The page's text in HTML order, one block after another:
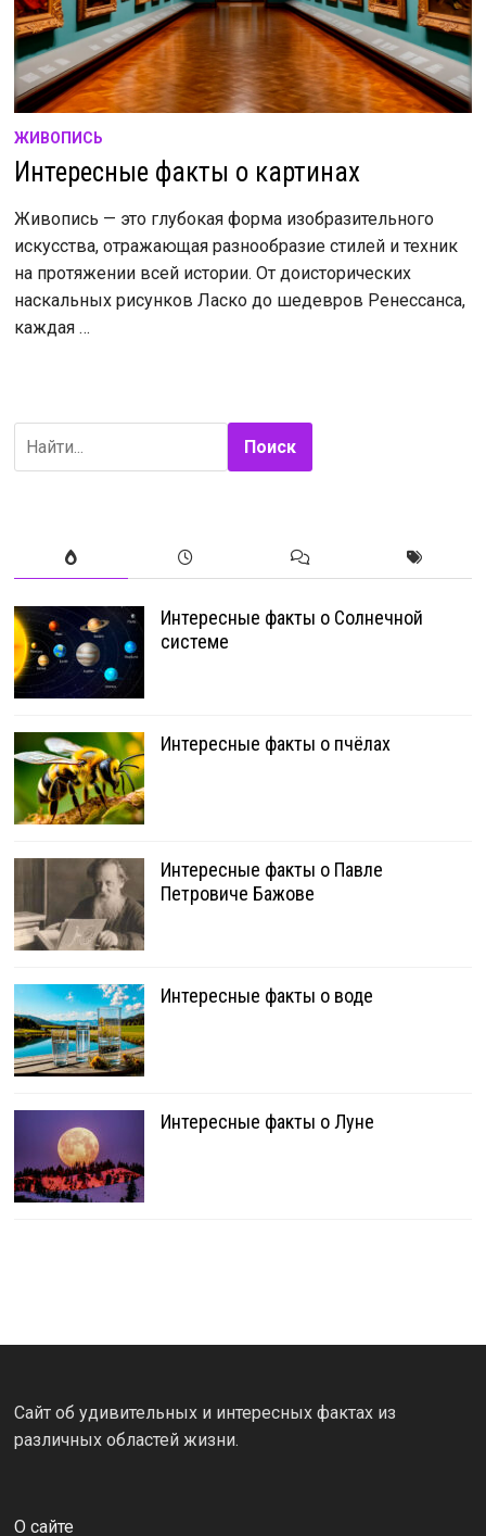
ЖИВОПИСЬ
Интересные факты о картинах
Живопись — это глубокая форма изобразительного
искусства, отражающая разнообразие стилей и техник
на протяжении всей истории. От доисторических
наскальных рисунков Ласко до шедевров Ренессанса,
каждая …
Поиск
Интересные факты о Солнечной
системе
Интересные факты о пчёлах
Интересные факты о Павле
Петровиче Бажове
Интересные факты о воде
Интересные факты о Луне
Сайт об удивительных и интересных фактах из
различных областей жизни.
О сайте